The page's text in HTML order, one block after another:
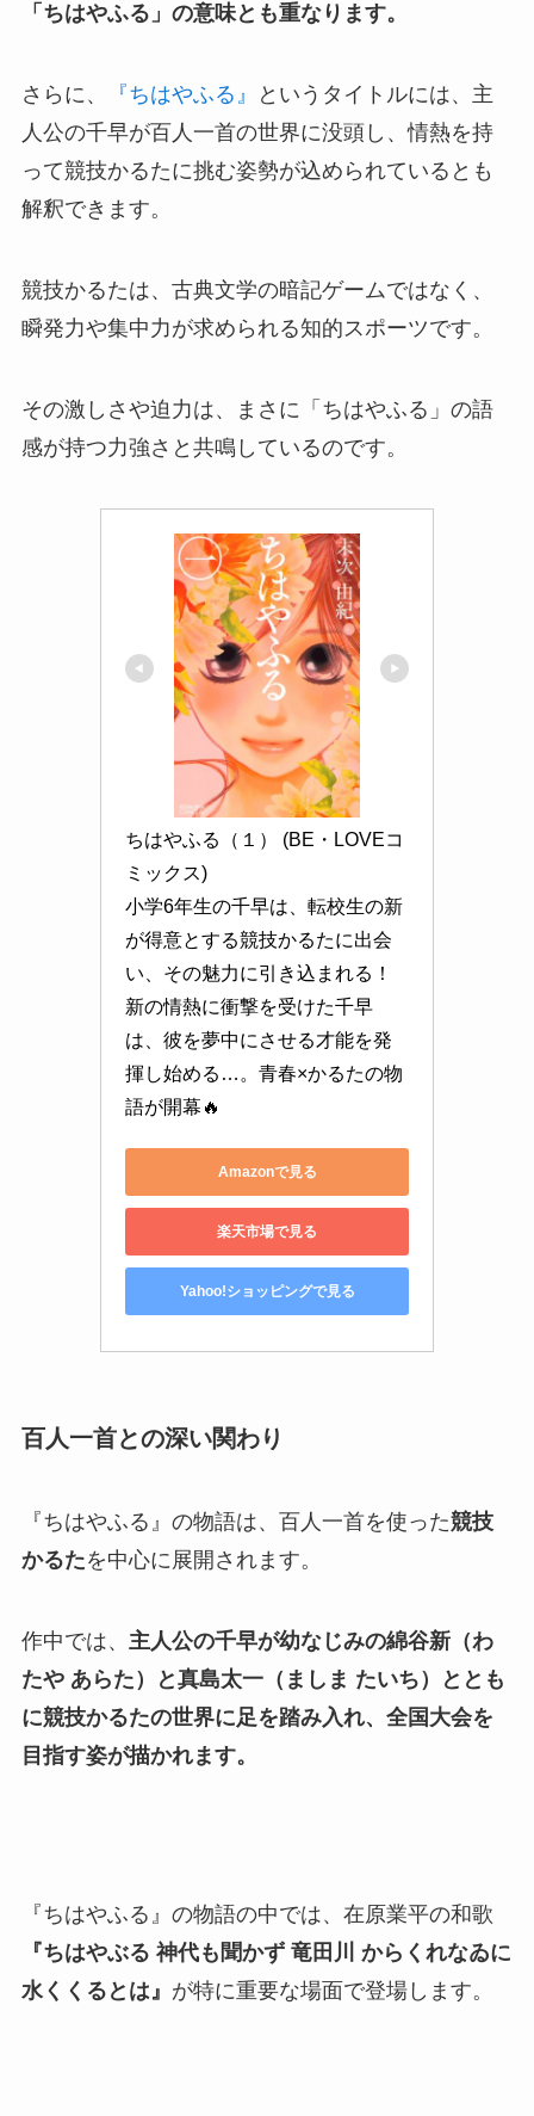
「ちはやふる」の意味とも重なります。
さらに、 『ちはやふる』
というタイトルには、主
人公の千早が百人一首の世界に没頭し、情熱を持
って競技かるたに挑む姿勢が込められているとも
解釈できます。
競技かるたは、古典文学の暗記ゲームではなく、
瞬発力や集中力が求められる知的スポーツです。
その激しさや迫力は、まさに「ちはやふる」の語
感が持つ力強さと共鳴しているのです。
ちはやふる（１） (BE・LOVEコ
ミックス)
小学6年生の千早は、転校生の新
が得意とする競技かるたに出会
い、その魅力に引き込まれる！
新の情熱に衝撃を受けた千早
は、彼を夢中にさせる才能を発
揮し始める…。青春×かるたの物
語が開幕🔥
Amazonで見る
楽天市場で見る
Yahoo!ショッピングで見る
百人一首との深い関わり
『ちはやふる』の物語は、百人一首を使った競技
かるたを中心に展開されます。
作中では、 主人公の千早が幼なじみの綿谷新（わ
たや あらた）と真島太一（ましま たいち）ととも
に競技かるたの世界に足を踏み入れ、全国大会を
目指す姿が描かれます。
『ちはやふる』の物語の中では、在原業平の和歌
『ちはやぶる 神代も聞かず 竜田川 からくれなゐに
水くくるとは』 が特に重要な場面で登場します。